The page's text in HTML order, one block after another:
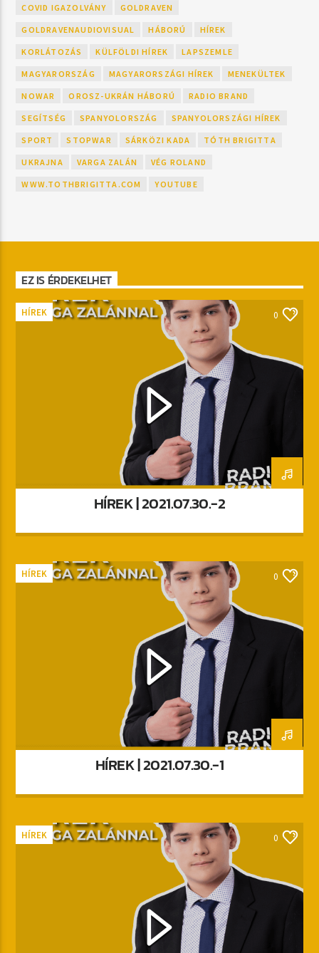
COVID IGAZOLVÁNY GOLDRAVEN
GOLDRAVENAUDIOVISUAL HÁBORÚ HÍREK
KORLÁTOZÁS KÜLFÖLDI HÍREK LAPSZEMLE
MAGYARORSZÁG MAGYARORSZÁGI HÍREK MENEKÜLTEK
NOWAR OROSZ-UKRÁN HÁBORÚ RADIO BRAND
SEGÍTSÉG SPANYOLORSZÁG SPANYOLORSZÁGI HÍREK
SPORT STOPWAR SÁRKÖZI KADA TÓTH BRIGITTA
UKRAJNA VARGA ZALÁN VÉG ROLAND
WWW.TOTHBRIGITTA.COM YOUTUBE
EZ IS ÉRDEKELHET
HÍREK 0
HÍREK | 2021.07.30.-2
HÍREK 0
HÍREK | 2021.07.30.-1
HÍREK 0